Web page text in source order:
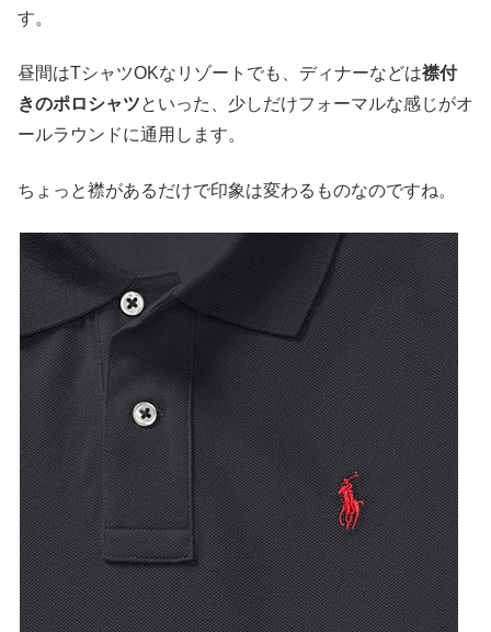
す。
昼間はTシャツOKなリゾートでも、ディナーなどは襟付
きのポロシャツといった、少しだけフォーマルな感じがオ
ールラウンドに通用します。
ちょっと襟があるだけで印象は変わるものなのですね。